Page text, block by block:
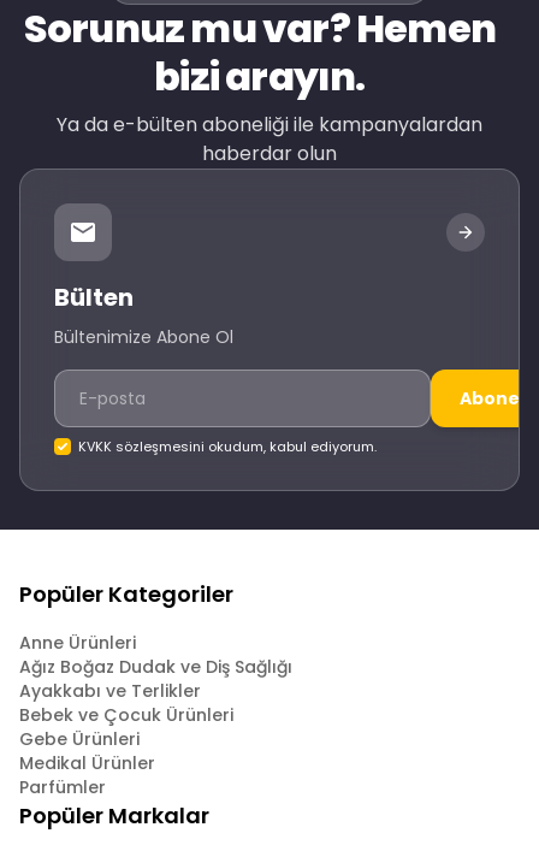
Sorunuz mu var? Hemen
bizi arayın.
Ya da e-bülten aboneliği ile kampanyalardan
haberdar olun
Bülten
Bültenimize Abone Ol
Abone
KVKK sözleşmesini okudum, kabul ediyorum.
Popüler Kategoriler
Anne Ürünleri
Ağız Boğaz Dudak ve Diş Sağlığı
Ayakkabı ve Terlikler
Bebek ve Çocuk Ürünleri
Gebe Ürünleri
Medikal Ürünler
Parfümler
Popüler Markalar